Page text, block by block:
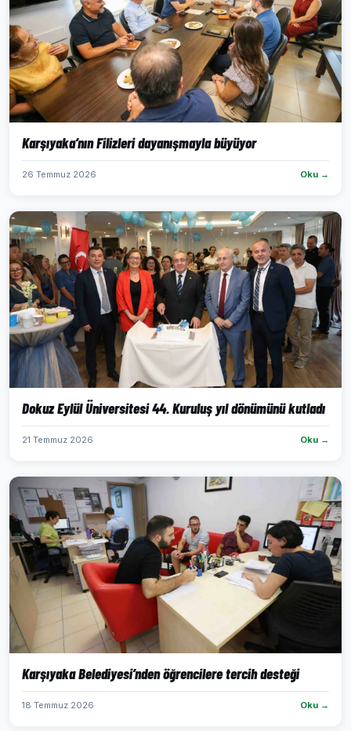
Karşıyaka’nın Filizleri dayanışmayla büyüyor
26 Temmuz 2026 Oku →
Dokuz Eylül Üniversitesi 44. Kuruluş yıl dönümünü kutladı
21 Temmuz 2026 Oku →
Karşıyaka Belediyesi’nden öğrencilere tercih desteği
18 Temmuz 2026 Oku →